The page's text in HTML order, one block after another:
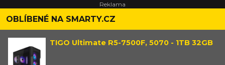
OBLÍBENÉ NA SMARTY.CZ
TIGO Ultimate R5-7500F, 5070 - 1TB 32GB